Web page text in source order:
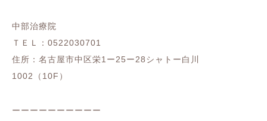
中部治療院
ＴＥＬ：0522030701
住所：名古屋市中区栄1ー25ー28シャトー白川
1002（10F）
ーーーーーーーーーー